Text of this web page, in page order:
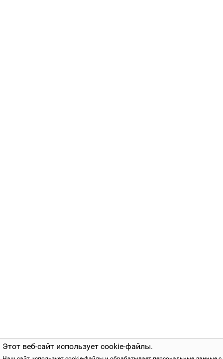
Этот веб-сайт использует cookie-файлы.